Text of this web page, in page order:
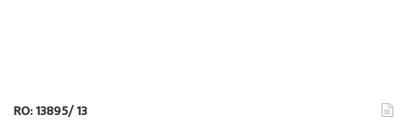
RO: 13895/ 13